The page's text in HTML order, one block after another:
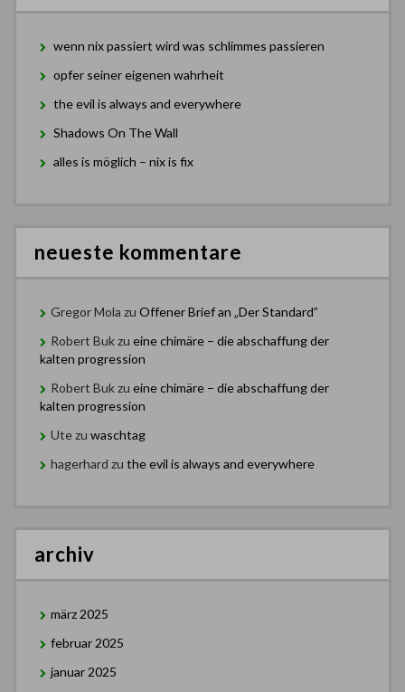
wenn nix passiert wird was schlimmes passieren
opfer seiner eigenen wahrheit
the evil is always and everywhere
Shadows On The Wall
alles is möglich – nix is fix
neueste kommentare
Gregor Mola zu Offener Brief an „Der Standard”
Robert Bukzu eine chimäre – die abschaffung der
kalten progression
Robert Bukzu eine chimäre – die abschaffung der
kalten progression
Utezu waschtag
hagerhard zu the evil is always and everywhere
archiv
märz 2025
februar 2025
januar 2025